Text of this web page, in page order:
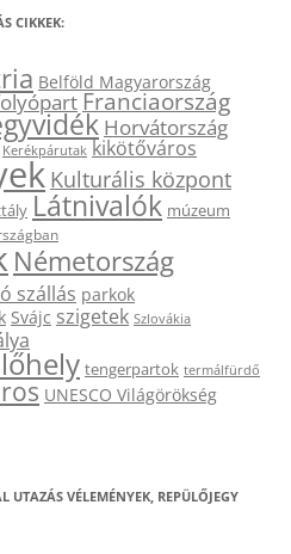
CIKKEK:
Belföld Magyarország
Franciaország
Horvátország
Kerékpárutak kikötőváros
Kulturális központ
Látnivalók múzeum
Németország
szállás parkok
Svájc szigetek Szlovákia
tengerpartok termálfürdő
UNESCO Világörökség
UTAZÁS VÉLEMÉNYEK, REPÜLŐJEGY